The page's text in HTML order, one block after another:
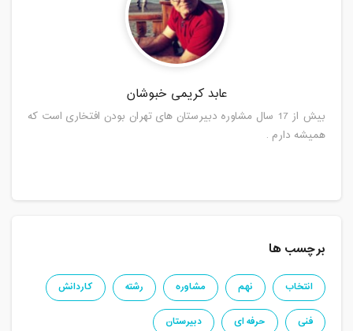
عابد کریمی خبوشان
بیش از 17 سال مشاوره دبیرستان های تهران بودن افتخاری است که
همیشه دارم .
برچسب ها
انتخاب نهم مشاوره رشته
کاردانش
فنی
حرفه ای دبیرستان